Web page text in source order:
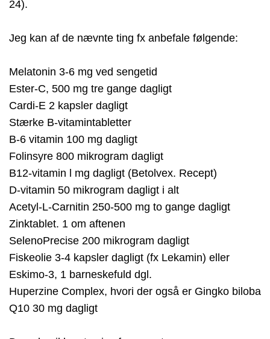
24).
Jeg kan af de nævnte ting fx anbefale følgende:
Melatonin 3-6 mg ved sengetid
Ester-C, 500 mg tre gange dagligt
Cardi-E 2 kapsler dagligt
Stærke B-vitamintabletter
B-6 vitamin 100 mg dagligt
Folinsyre 800 mikrogram dagligt
B12-vitamin l mg dagligt (Betolvex. Recept)
D-vitamin 50 mikrogram dagligt i alt
Acetyl-L-Carnitin 250-500 mg to gange dagligt
Zinktablet. 1 om aftenen
SelenoPrecise 200 mikrogram dagligt
Fiskeolie 3-4 kapsler dagligt (fx Lekamin) eller
Eskimo-3, 1 barneskefuld dgl.
Huperzine Complex, hvori der også er Gingko biloba
Q10 30 mg dagligt